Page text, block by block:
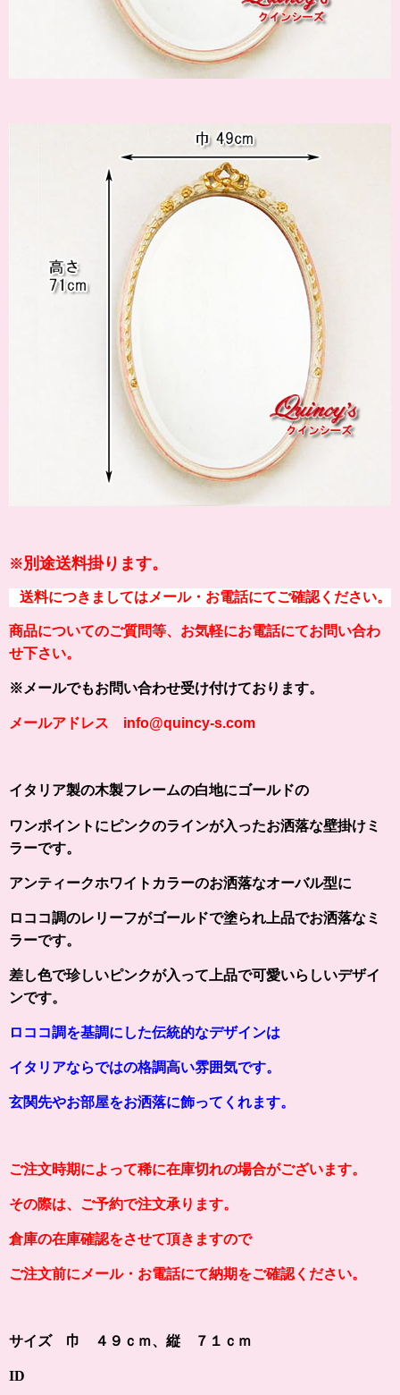
※別途送料掛ります。
送料につきましてはメール・お電話にてご確認ください。
商品についてのご質問等、お気軽にお電話にてお問い合わ
せ下さい。
※メールでもお問い合わせ受け付けております。
メールアドレス info@quincy-s.com
イタリア製の木製フレームの白地にゴールドの
ワンポイントにピンクのラインが入ったお洒落な壁掛けミ
ラーです。
アンティークホワイトカラーのお洒落なオーバル型に
ロココ調のレリーフがゴールドで塗られ上品でお洒落なミ
ラーです。
差し色で珍しいピンクが入って上品で可愛いらしいデザイ
ンです。
ロココ調を基調にした伝統的なデザインは
イタリアならではの格調高い雰囲気です。
玄関先やお部屋をお洒落に飾ってくれます。
ご注文時期によって稀に在庫切れの場合がございます。
その際は、ご予約で注文承ります。
倉庫の在庫確認をさせて頂きますので
ご注文前にメール・お電話にて納期をご確認ください。
サイズ 巾 ４９ｃｍ、縦 ７１ｃｍ
ID